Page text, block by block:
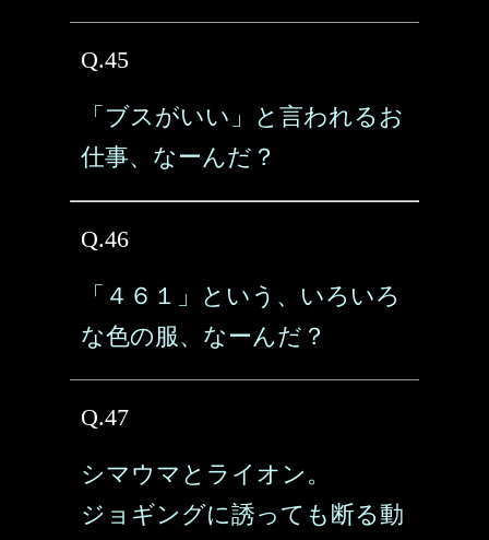
Q.45
「ブスがいい」と言われるお
仕事、なーんだ？
Q.46
「４６１」という、いろいろ
な色の服、なーんだ？
Q.47
シマウマとライオン。
ジョギングに誘っても断る動